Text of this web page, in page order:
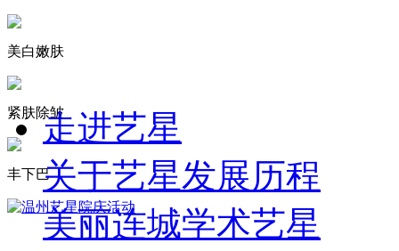
美白嫩肤
紧肤除皱
丰下巴
走进艺星
关于艺星发展历程
美丽连城学术艺星